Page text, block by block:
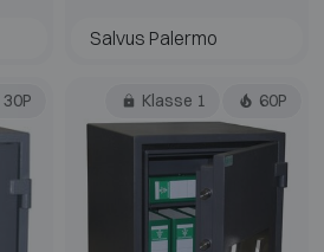
Salvus Palermo
30P Klasse 1 60P